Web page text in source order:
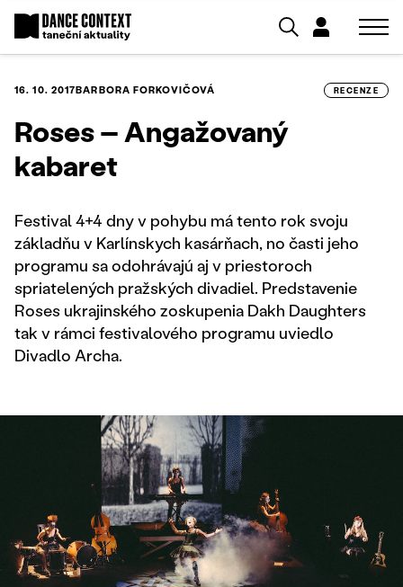
16. 10. 2017BARBORA FORKOVIČOVÁ RECENZE
Roses – Angažovaný
kabaret
Festival 4+4 dny v pohybu má tento rok svoju
základňu v Karlínskych kasárňach, no časti jeho
programu sa odohrávajú aj v priestoroch
spriatelených pražských divadiel. Predstavenie
Roses ukrajinského zoskupenia Dakh Daughters
tak v rámci festivalového programu uviedlo
Divadlo Archa.